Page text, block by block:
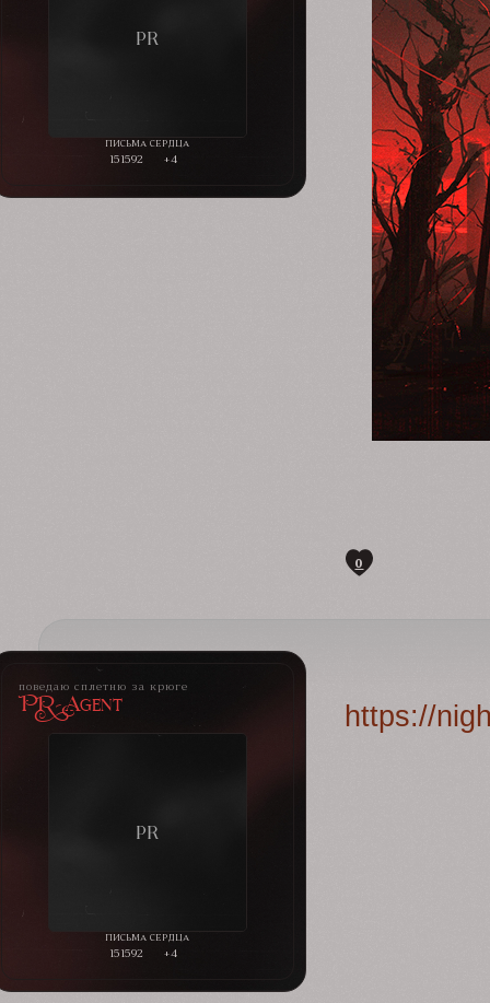
151592 +4
0
поведаю сплетню за крюге
PR-Agent
151592 +4
https://